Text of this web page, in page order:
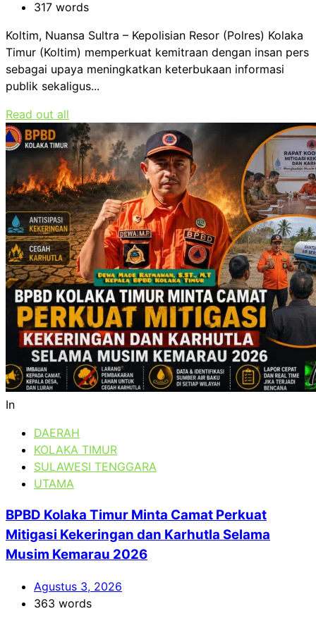
317 words
Koltim, Nuansa Sultra – Kepolisian Resor (Polres) Kolaka
Timur (Koltim) memperkuat kemitraan dengan insan pers
sebagai upaya meningkatkan keterbukaan informasi
publik sekaligus...
Read out all
In
DAERAH
KOLAKA TIMUR
SULAWESI TENGGARA
UTAMA
BPBD Kolaka Timur Minta Camat Perkuat
Mitigasi Kekeringan dan Karhutla Selama
Musim Kemarau 2026
Agustus 3, 2026
363 words